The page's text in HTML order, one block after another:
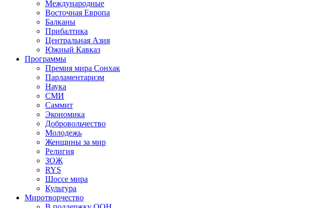
Международные
Восточная Европа
Балканы
Прибалтика
Центральная Азия
Южный Кавказ
Программы
Премия мира Сонхак
Парламентаризм
Наука
СМИ
Саммит
Экономика
Добровольчество
Молодежь
Женщины за мир
Религия
ЗОЖ
RYS
Шоссе мира
Культура
Миротворчество